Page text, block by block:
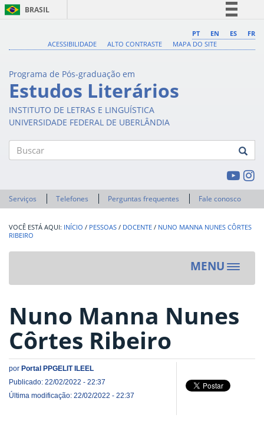
BRASIL
Comunica BR
Acesso à informação
Legislação
PT EN ES
FR
ACESSIBILIDADE
ALTO CONTRASTE MAPA DO SITE
Programa de Pós-graduação em
Estudos Literários
INSTITUTO DE LETRAS E LINGUÍSTICA
UNIVERSIDADE FEDERAL DE UBERLÂNDIA
Serviços Telefones Perguntas frequentes Fale conosco
INÍCIO / PESSOAS / DOCENTE / NUNO MANNA NUNES CÔRTES
RIBEIRO
MENU
Toggle
Nuno Manna Nunes
Côrtes Ribeiro
por Portal PPGELIT ILEEL
Publicado: 22/02/2022 - 22:37
Última modificação: 22/02/2022 - 22:37